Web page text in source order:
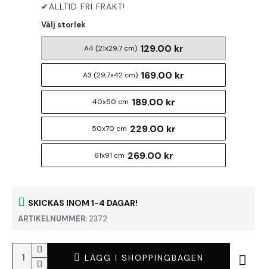
SKICKAS INOM 1-4 DAGAR!
ARTIKELNUMMER: 2372
Välj storlek
A4 (21x29,7 cm) 129.00 kr
A3 (29,7x42 cm) 169.00 kr
40x50 cm 189.00 kr
50x70 cm 229.00 kr
61x91 cm 269.00 kr
LÄGG I SHOPPINGBAGEN